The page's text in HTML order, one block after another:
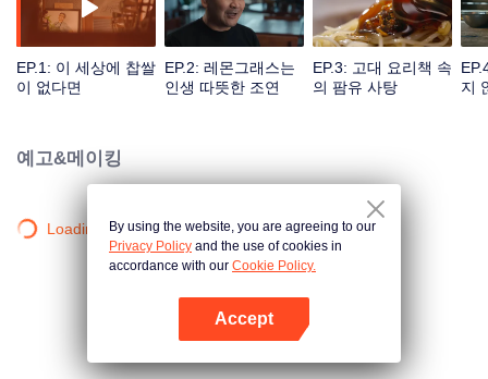
내는지 그 이야기에 집중한다. 가장 진솔한 목소리로 전해지는 이 이야기를 통
해, 시청자는 각기 다른 태국 요리 속에 스며든, 가장 뜨겁고도 순수한 문화의 정
EP.1: 이 세상에 찹쌀
이 없다면
EP.2: 레몬그래스는
인생 따뜻한 조연
EP.3: 고대 요리책 속
의 팜유 사탕
지
예고&메이킹
Loading…By using the website, you are agreeing to our
Privacy Policy and the use of cookies in
accordance with our Cookie Policy.
Accept